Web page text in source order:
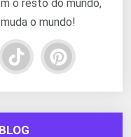
o resto do mundo,
o mundo!